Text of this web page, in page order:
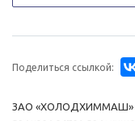
Поделиться ссылкой:
ЗАО «ХОЛОДХИММАШ»